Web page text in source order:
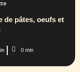
de pâtes, oeufs et
0 min